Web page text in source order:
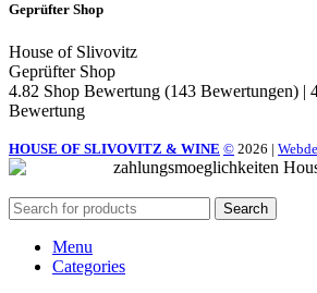
Geprüfter Shop
House of Slivovitz
Geprüfter Shop
4.82 Shop Bewertung (143 Bewertungen) |
Bewertung
HOUSE OF SLIVOVITZ & WINE © 2026 |
Search
Menu
Categories